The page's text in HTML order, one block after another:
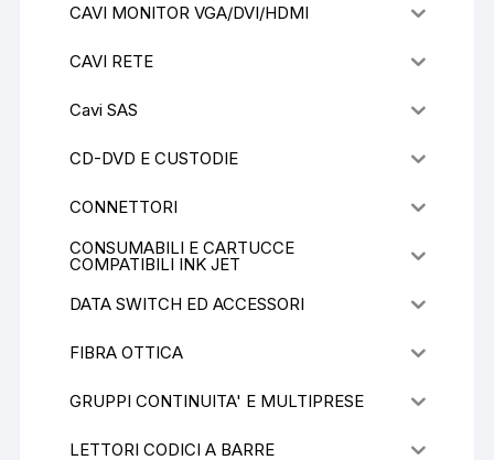
CAVI MONITOR VGA/DVI/HDMI
CAVI RETE
Cavi SAS
CD-DVD E CUSTODIE
CONNETTORI
CONSUMABILI E CARTUCCE
COMPATIBILI INK JET
DATA SWITCH ED ACCESSORI
FIBRA OTTICA
GRUPPI CONTINUITA' E MULTIPRESE
LETTORI CODICI A BARRE